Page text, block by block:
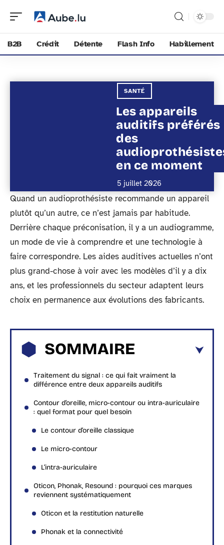
B2B Crédit Détente Flash Info Habillement
SANTÉ
Les appareils
auditifs préférés
des
en ce moment
5 juillet 2026
Quand un audioprothésiste recommande un appareil
plutôt qu’un autre, ce n’est jamais par habitude.
Derrière chaque préconisation, il y a un audiogramme,
un mode de vie à comprendre et une technologie à
faire correspondre. Les aides auditives actuelles n’ont
plus grand-chose à voir avec les modèles d’il y a dix
ans, et les professionnels du secteur adaptent leurs
choix en permanence aux évolutions des fabricants.
SOMMAIRE
Traitement du signal : ce qui fait vraiment la
différence entre deux appareils auditifs
Contour d’oreille, micro-contour ou intra-auriculaire
: quel format pour quel besoin
Le contour d’oreille classique
Le micro-contour
L’intra-auriculaire
Oticon, Phonak, Resound : pourquoi ces marques
reviennent systématiquement
Oticon et la restitution naturelle
Phonak et la connectivité